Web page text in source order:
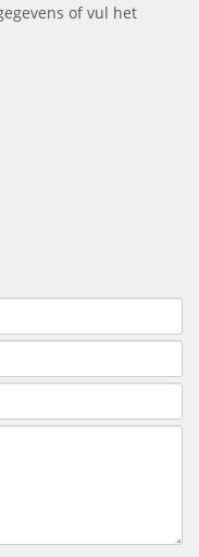
of vul het